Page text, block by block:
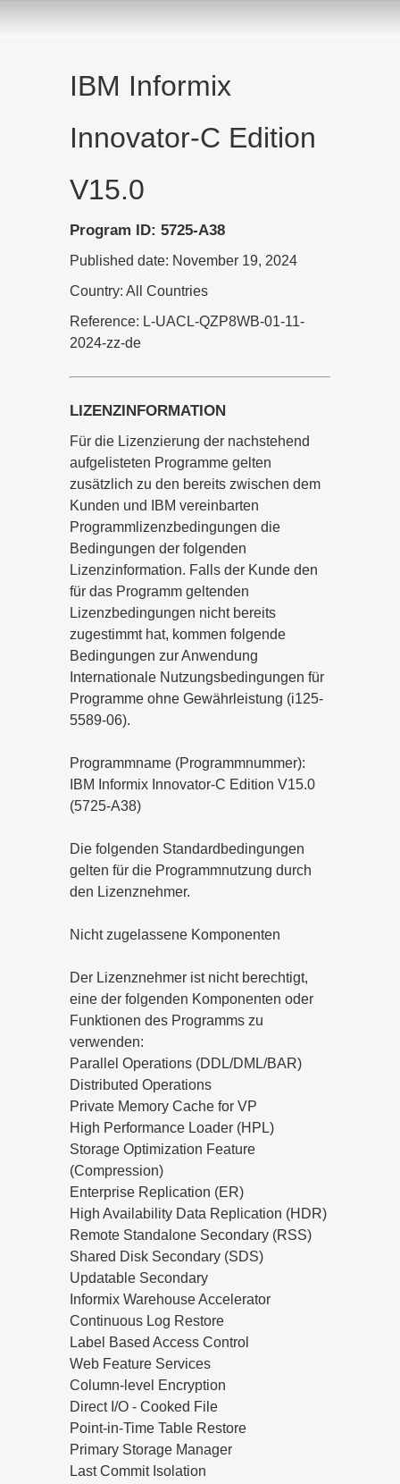
IBM Informix
Innovator-C Edition
V15.0
Program ID: 5725-A38
Published date: November 19, 2024
Country: All Countries
Reference: L-UACL-QZP8WB-01-11-
2024-zz-de
LIZENZINFORMATION
Für die Lizenzierung der nachstehend
aufgelisteten Programme gelten
zusätzlich zu den bereits zwischen dem
Kunden und IBM vereinbarten
Programmlizenzbedingungen die
Bedingungen der folgenden
Lizenzinformation. Falls der Kunde den
für das Programm geltenden
Lizenzbedingungen nicht bereits
zugestimmt hat, kommen folgende
Bedingungen zur Anwendung
Internationale Nutzungsbedingungen für
Programme ohne Gewährleistung (i125-
5589-06).
Programmname (Programmnummer):
IBM Informix Innovator-C Edition V15.0
(5725-A38)
Die folgenden Standardbedingungen
gelten für die Programmnutzung durch
den Lizenznehmer.
Nicht zugelassene Komponenten
Der Lizenznehmer ist nicht berechtigt,
eine der folgenden Komponenten oder
Funktionen des Programms zu
verwenden:
Parallel Operations (DDL/DML/BAR)
Distributed Operations
Private Memory Cache for VP
High Performance Loader (HPL)
Storage Optimization Feature
(Compression)
Enterprise Replication (ER)
High Availability Data Replication (HDR)
Remote Standalone Secondary (RSS)
Shared Disk Secondary (SDS)
Updatable Secondary
Informix Warehouse Accelerator
Continuous Log Restore
Label Based Access Control
Web Feature Services
Column-level Encryption
Direct I/O - Cooked File
Point-in-Time Table Restore
Primary Storage Manager
Last Commit Isolation